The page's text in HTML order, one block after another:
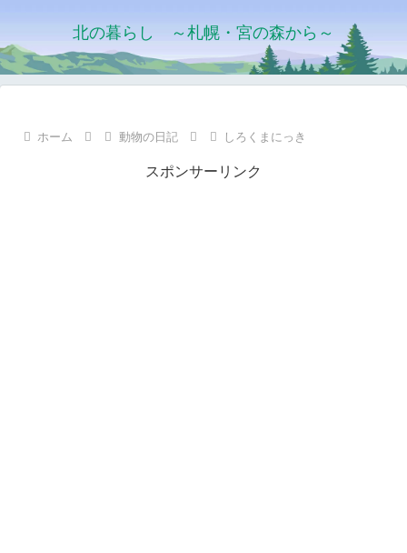
北の暮らし ～札幌・宮の森から～
ホーム 動物の日記 しろくまにっき
スポンサーリンク